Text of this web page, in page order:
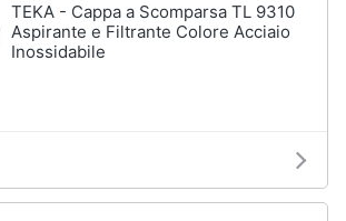
TEKA - Cappa a Scomparsa TL 9310
Aspirante e Filtrante Colore Acciaio
Inossidabile